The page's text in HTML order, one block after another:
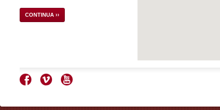
CONTINUA ››